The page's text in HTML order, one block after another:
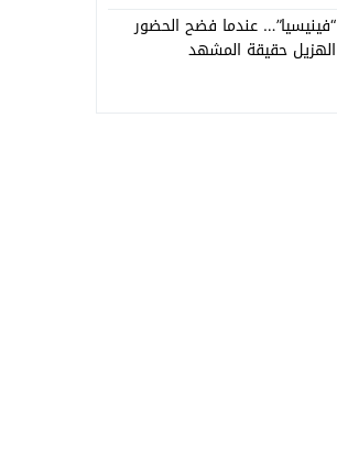
“فينيسيا”… عندما فضح الحضور
الهزيل حقيقة المشهد